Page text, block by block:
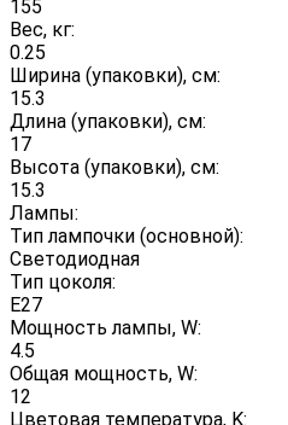
155
Вес, кг:
0.25
Ширина (упаковки), см:
15.3
Длина (упаковки), см:
17
Высота (упаковки), см:
15.3
Лампы:
Тип лампочки (основной):
Светодиодная
Тип цоколя:
E27
Мощность лампы, W:
4.5
Общая мощность, W:
12
Цветовая температура, K: